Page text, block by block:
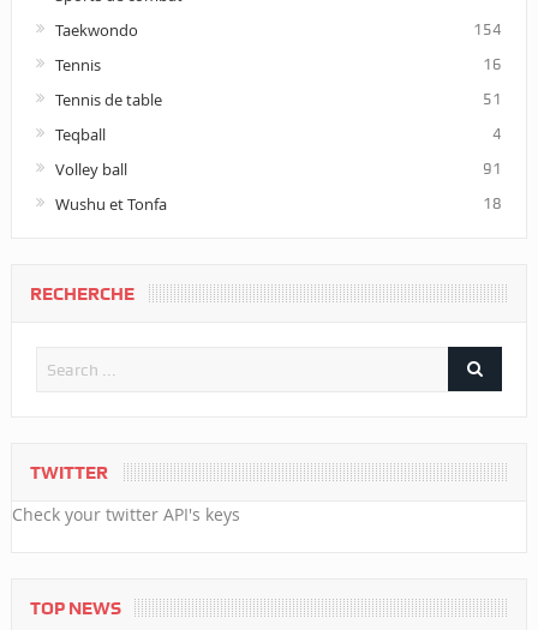
Taekwondo 154
Tennis 16
Tennis de table 51
Teqball 4
Volley ball 91
Wushu et Tonfa 18
RECHERCHE
TWITTER
Check your twitter API's keys
TOP NEWS